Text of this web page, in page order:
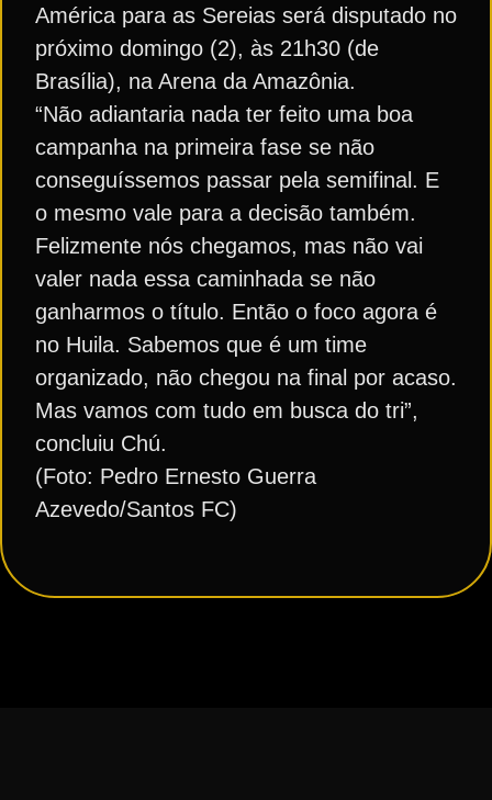
América para as Sereias será disputado no
próximo domingo (2), às 21h30 (de
Brasília), na Arena da Amazônia.
“Não adiantaria nada ter feito uma boa
campanha na primeira fase se não
conseguíssemos passar pela semifinal. E
o mesmo vale para a decisão também.
Felizmente nós chegamos, mas não vai
valer nada essa caminhada se não
ganharmos o título. Então o foco agora é
no Huila. Sabemos que é um time
organizado, não chegou na final por acaso.
Mas vamos com tudo em busca do tri”,
concluiu Chú.
(Foto: Pedro Ernesto Guerra
Azevedo/Santos FC)